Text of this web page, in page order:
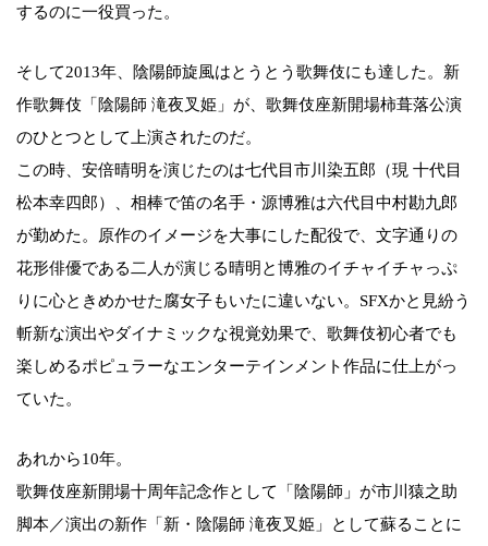
するのに一役買った。
そして2013年、陰陽師旋風はとうとう歌舞伎にも達した。新
作歌舞伎「陰陽師 滝夜叉姫」が、歌舞伎座新開場柿葺落公演
のひとつとして上演されたのだ。
この時、安倍晴明を演じたのは七代目市川染五郎（現 十代目
松本幸四郎）、相棒で笛の名手・源博雅は六代目中村勘九郎
が勤めた。原作のイメージを大事にした配役で、文字通りの
花形俳優である二人が演じる晴明と博雅のイチャイチャっぷ
りに心ときめかせた腐女子もいたに違いない。SFXかと見紛う
斬新な演出やダイナミックな視覚効果で、歌舞伎初心者でも
楽しめるポピュラーなエンターテインメント作品に仕上がっ
ていた。
あれから10年。
歌舞伎座新開場十周年記念作として「陰陽師」が市川猿之助
脚本／演出の新作「新・陰陽師 滝夜叉姫」として蘇ることに